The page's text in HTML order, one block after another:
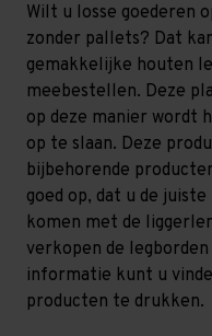
Wilt u losse goederen
zonder pallets? Dat
gemakkelijke houten
meebestellen. Deze
op deze manier wordt
op te slaan. Deze
bijbehorende
goed op, dat u de
komen met de
verkopen de
informatie kunt u
producten te drukken.